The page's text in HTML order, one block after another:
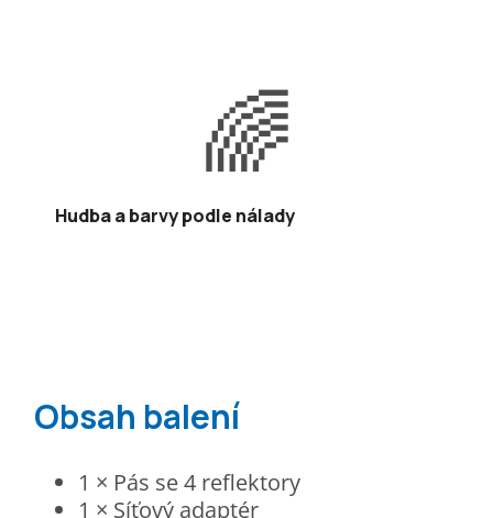
🌈
Hudba a barvy podle nálady
Obsah balení
1 × Pás se 4 reflektory
1 × Síťový adaptér